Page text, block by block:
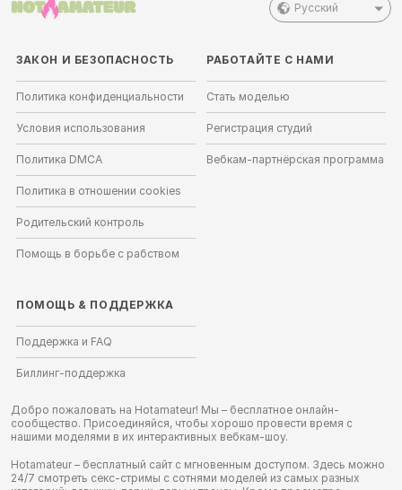
Русский
ЗАКОН И БЕЗОПАСНОСТЬ
Политика конфиденциальности
Условия использования
Политика DMCA
Политика в отношении cookies
Родительский контроль
Помощь в борьбе с рабством
РАБОТАЙТЕ С НАМИ
Стать моделью
Регистрация студий
Вебкам-партнёрская программа
ПОМОЩЬ & ПОДДЕРЖКА
Поддержка и FAQ
Биллинг-поддержка
Добро пожаловать на Hotamateur! Мы – бесплатное онлайн-
сообщество. Присоединяйся, чтобы хорошо провести время с
нашими моделями в их интерактивных вебкам-шоу.
Hotamateur – бесплатный сайт с мгновенным доступом. Здесь можно
24/7 смотреть секс-стримы с сотнями моделей из самых разных